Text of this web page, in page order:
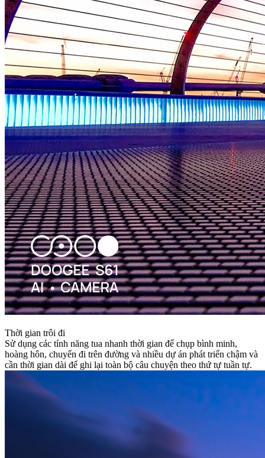
Thời gian trôi đi
Sử dụng các tính năng tua nhanh thời gian để chụp bình minh,
hoàng hôn, chuyến đi trên đường và nhiều dự án phát triển chậm và
cần thời gian dài để ghi lại toàn bộ câu chuyện theo thứ tự tuần tự.